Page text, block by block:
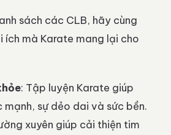
sách các CLB, hãy cùng
ích mà Karate mang lại cho
: Tập luyện Karate giúp
sự dẻo dai và sức bền.
xuyên giúp cải thiện tim